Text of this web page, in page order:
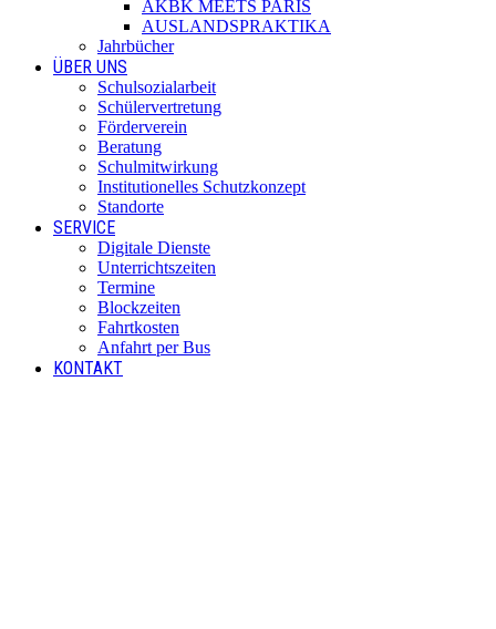
AKBK MEETS PARIS
AUSLANDSPRAKTIKA
Jahrbücher
ÜBER UNS
Schulsozialarbeit
Schülervertretung
Förderverein
Beratung
Schulmitwirkung
Institutionelles Schutzkonzept
Standorte
SERVICE
Digitale Dienste
Unterrichtszeiten
Termine
Blockzeiten
Fahrtkosten
Anfahrt per Bus
KONTAKT